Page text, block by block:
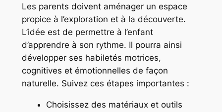
Les parents doivent aménager un espace
propice à l’exploration et à la découverte.
L’idée est de permettre à l’enfant
d’apprendre à son rythme. Il pourra ainsi
développer ses habiletés motrices,
cognitives et émotionnelles de façon
naturelle. Suivez ces étapes importantes :
Choisissez des matériaux et outils